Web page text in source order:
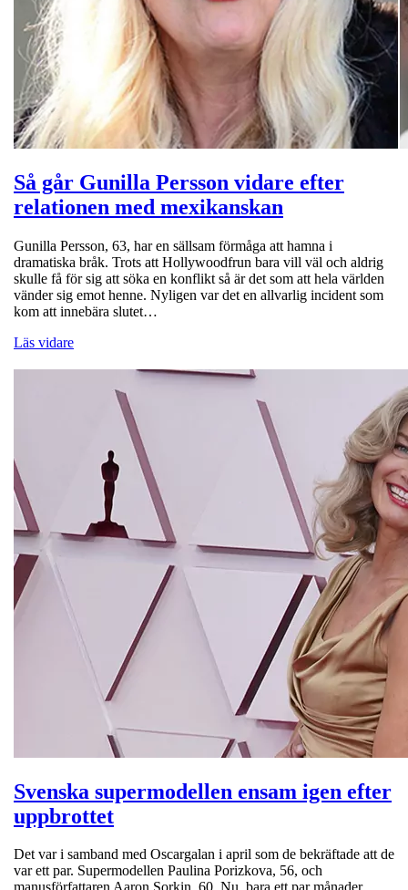
Så går Gunilla Persson vidare efter
relationen med mexikanskan
Gunilla Persson, 63, har en sällsam förmåga att hamna i
dramatiska bråk. Trots att Hollywoodfrun bara vill väl och aldrig
skulle få för sig att söka en konflikt så är det som att hela världen
vänder sig emot henne. Nyligen var det en allvarlig incident som
kom att innebära slutet…
Läs vidare
Svenska supermodellen ensam igen efter
uppbrottet
Det var i samband med Oscargalan i april som de bekräftade att de
var ett par. Supermodellen Paulina Porizkova, 56, och